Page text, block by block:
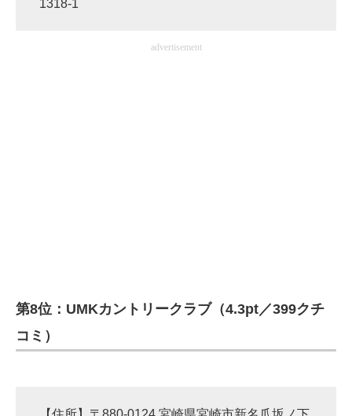
1318-1
advertisement
第8位：UMKカントリークラブ（4.3pt／399クチ
コミ）